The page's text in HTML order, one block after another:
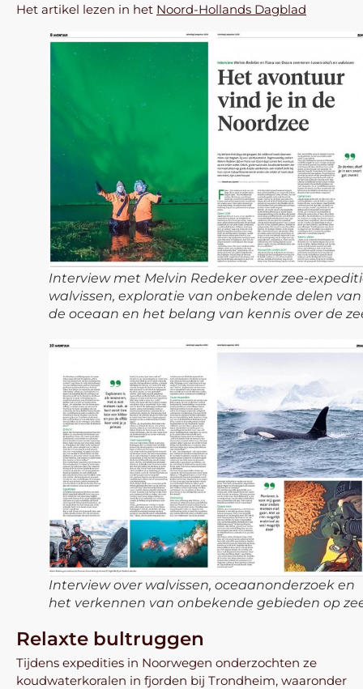
Het artikel lezen in het Noord-Hollands Dagblad
Interview met Melvin Redeker over zee-
walvissen, exploratie van onbekende delen van
de oceaan en het belang van kennis over de
Interview over walvissen, oceaanonderzoek en
het verkennen van onbekende gebieden op
Relaxte bultruggen
Tijdens expedities in Noorwegen onderzochten ze
koudwaterkoralen in fjorden bij Trondheim, waaronder